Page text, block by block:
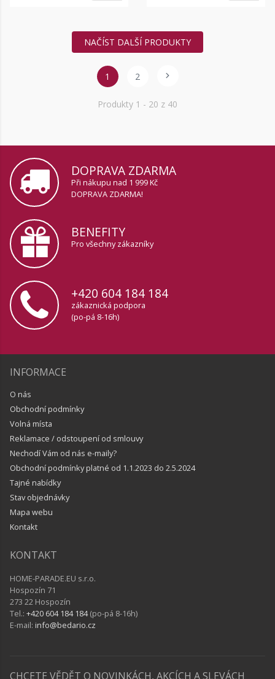
NAČÍST DALŠÍ PRODUKTY
1 2
Produkty 1 - 20 z 40
DOPRAVA ZDARMA
Při nákupu nad 1 999 Kč
DOPRAVA ZDARMA!
BENEFITY
Pro všechny zákazníky
+420 604 184 184
zákaznická podpora
(po-pá 8-16h)
INFORMACE
O nás
Obchodní podmínky
Volná místa
Reklamace / odstoupení od smlouvy
Nechodí Vám od nás e-maily?
Obchodní podmínky platné od 1.1.2023 do 2.5.2024
Tajné nabídky
Stav objednávky
Mapa webu
Kontakt
KONTAKT
HOME-PARADE.EU s.r.o.
Hospozín 71
273 22 Hospozín
Tel.: +420 604 184 184(po-pá 8-16h)
E-mail: info@bedario.cz
CHCETE VĚDĚT O NOVINKÁCH, AKCÍCH A SLEVÁCH